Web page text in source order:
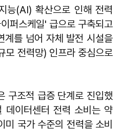
능(AI) 확산으로 인해 전력
퍼스케일' 급으로 구축되고
계를 넘어 자체 발전 시설을
모 전력망) 인프라 중심으로
구조적 급증 단계로 진입했
이터센터 전력 소비는 약
국가 수준의 전력을 소비